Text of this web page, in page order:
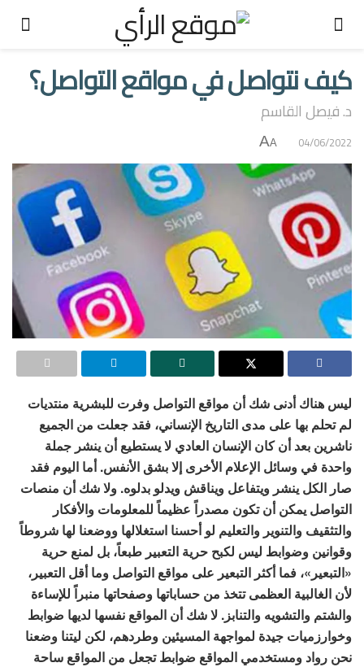
كيف نتواصل في مواقع التواصل؟
د. فيصل القاسم
04/06/2022
A
A
ليس هناك أدنى شك أن مواقع التواصل وفرت للبشرية منتديات
لم تحلم بها على مدى التاريخ الإنساني، فقد جعلت من الجميع
ناشرين بعد أن كان الإنسان العادي لا يستطيع أن ينشر جملة
واحدة في وسائل الإعلام الأخرى إلا بشق الأنفس. أما اليوم فقد
صار الكل ينشر ويتفاعل ويناقش ويدلو بدلوه. ولا شك أن منصات
التواصل يمكن أن تكون مصدراً عظيماً للمعلومات والأفكار
والتثقيف والتنوير والتعليم لو أحسنا استغلالها ووضعنا لها شروطاً
وقوانين وضوابط ليس لكبح حرية التعبير طبعاً، بل لمنع حرية
«التبعير»، فما أكثر التبعير على مواقع التواصل وما أقل التعبير،
لأن الغالبية العظمى تتخذ من حساباتها وصفحاتها منبراً للإساءة
والشتم والتشويه والتنابز. لا شك أن المواقع نفسها لديها ضوابط
وخوارزميات جيدة لمواجهة المسيئين وطردهم، لكن ليتنا وضعنا
نحن رواد ومستخدمي المواقع ضوابط تجعل من المواقع ساحة